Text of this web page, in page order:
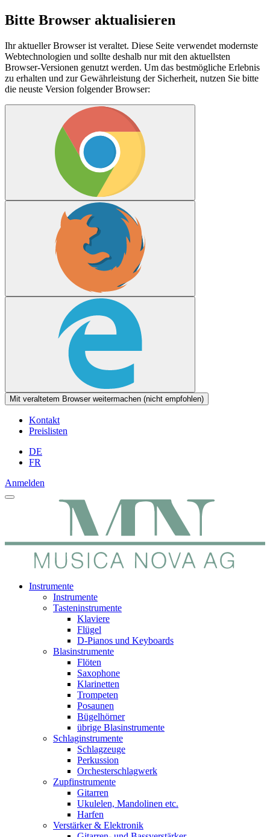
Bitte Browser aktualisieren
Ihr aktueller Browser ist veraltet. Diese Seite verwendet modernste
Webtechnologien und sollte deshalb nur mit den aktuellsten
Browser-Versionen genutzt werden. Um das bestmögliche Erlebnis
zu erhalten und zur Gewährleistung der Sicherheit, nutzen Sie bitte
die neuste Version folgender Browser:
Mit veraltetem Browser weitermachen (nicht empfohlen)
Kontakt
Preislisten
DE
FR
Anmelden
Instrumente
Instrumente
Tasteninstrumente
Klaviere
Flügel
D-Pianos und Keyboards
Blasinstrumente
Flöten
Saxophone
Klarinetten
Trompeten
Posaunen
Bügelhörner
übrige Blasinstrumente
Schlaginstrumente
Schlagzeuge
Perkussion
Orchesterschlagwerk
Zupfinstrumente
Gitarren
Ukulelen, Mandolinen etc.
Harfen
Verstärker & Elektronik